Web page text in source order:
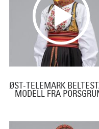
ØST-TELEMARK
MODELL FRA